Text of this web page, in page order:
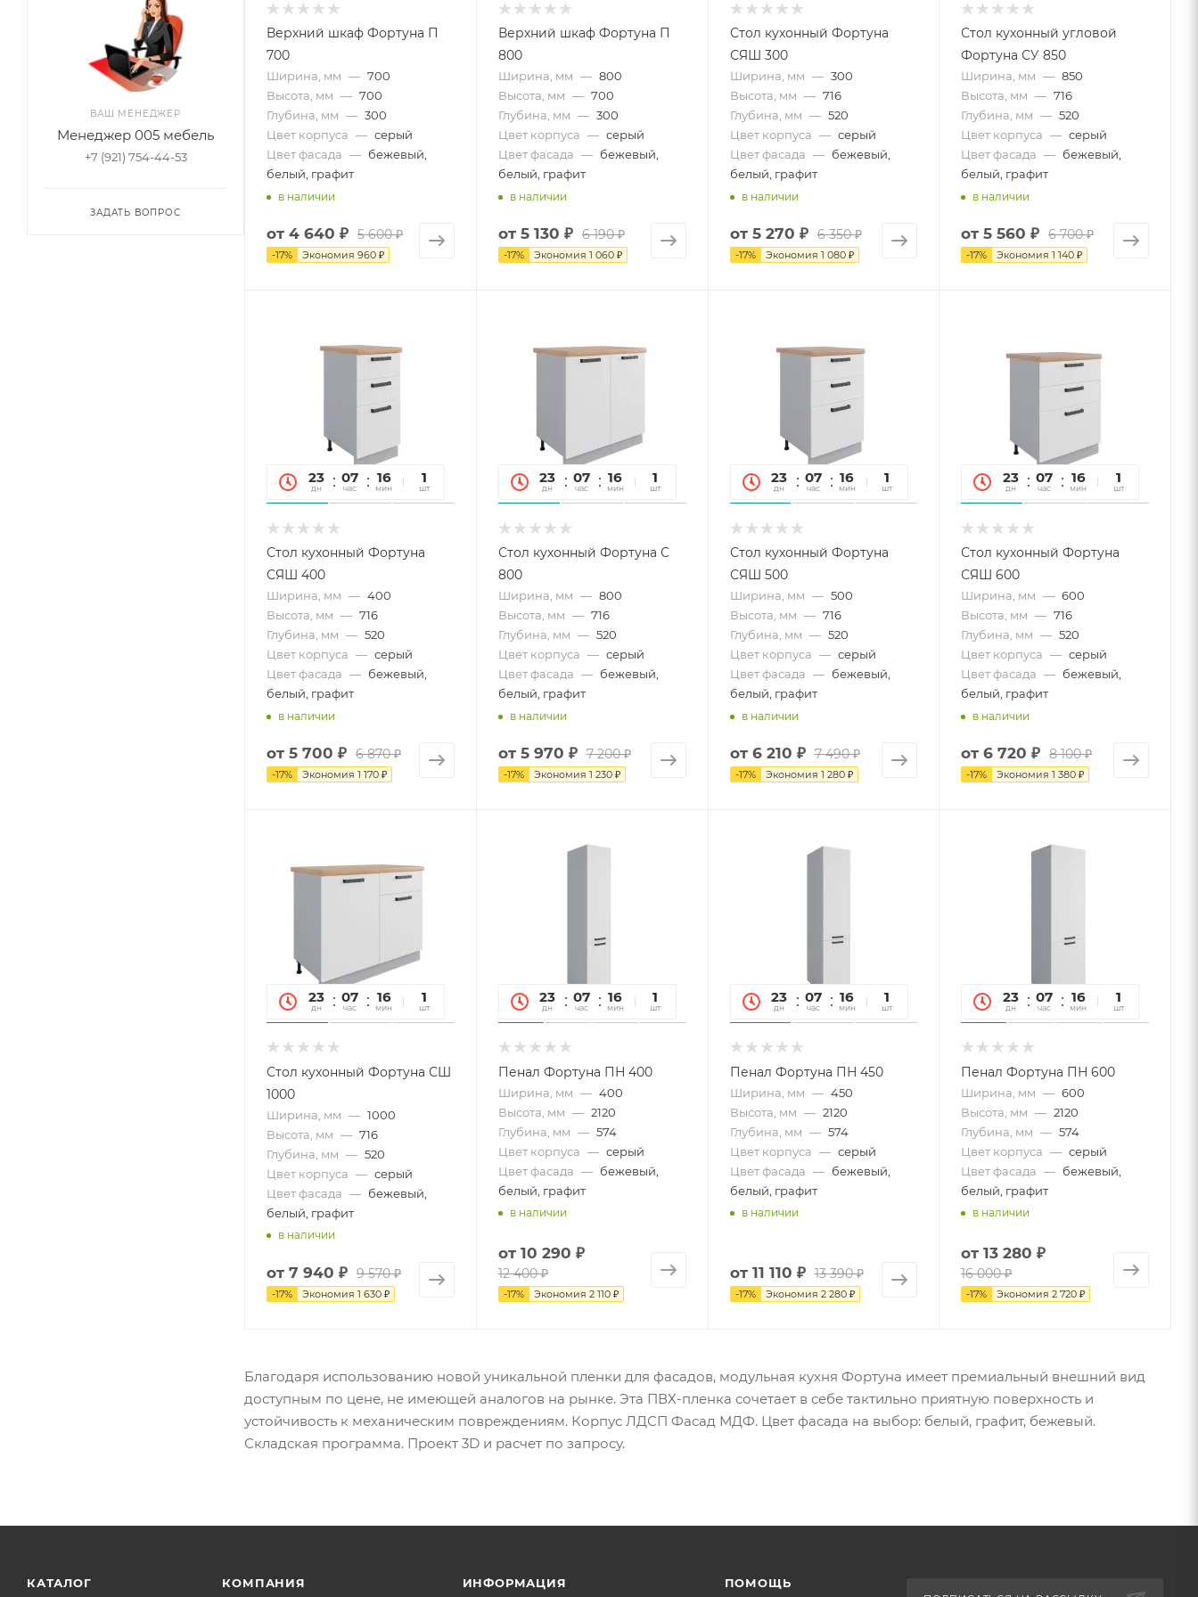
Верхний шкаф Фортуна П
700
Ширина, мм — 700
Высота, мм — 700
Глубина, мм — 300
Цвет корпуса — серый
Цвет фасада — бежевый,
белый, графит
в наличии
от 4 640 ₽ 5 600 ₽
-17% Экономия 960 ₽
Верхний шкаф Фортуна П
800
Ширина, мм — 800
Высота, мм — 700
Глубина, мм — 300
Цвет корпуса — серый
Цвет фасада — бежевый,
белый, графит
в наличии
от 5 130 ₽ 6 190 ₽
-17% Экономия 1 060 ₽
Стол кухонный Фортуна
СЯШ 300
Ширина, мм — 300
Высота, мм — 716
Глубина, мм — 520
Цвет корпуса — серый
Цвет фасада — бежевый,
белый, графит
в наличии
от 5 270 ₽ 6 350 ₽
-17% Экономия 1 080 ₽
Стол кухонный угловой
Фортуна СУ 850
Ширина, мм — 850
Высота, мм — 716
Глубина, мм — 520
Цвет корпуса — серый
Цвет фасада — бежевый,
белый, графит
в наличии
от5 560 ₽ 6 700 ₽
-17% Экономия1 140 ₽
23
дн
07
час
16
мин
26
сек
1
шт
Стол кухонный Фортуна
СЯШ 400
Ширина, мм — 400
Высота, мм — 716
Глубина, мм — 520
Цвет корпуса — серый
Цвет фасада — бежевый,
белый, графит
в наличии
от 5 700 ₽ 6 870 ₽
-17% Экономия 1 170 ₽
23
дн
07
час
16
мин
26
сек
1
шт
Стол кухонный Фортуна С
800
Ширина, мм — 800
Высота, мм — 716
Глубина, мм — 520
Цвет корпуса — серый
Цвет фасада — бежевый,
белый, графит
в наличии
от 5 970 ₽ 7 200 ₽
-17% Экономия 1 230 ₽
23
дн
07
час
16
мин
26
сек
1
шт
Стол кухонный Фортуна
СЯШ 500
Ширина, мм — 500
Высота, мм — 716
Глубина, мм — 520
Цвет корпуса — серый
Цвет фасада — бежевый,
белый, графит
в наличии
от 6 210 ₽ 7 490 ₽
-17% Экономия 1 280 ₽
23
дн
07
час
16
мин
26
сек
1
шт
Стол кухонный Фортуна
СЯШ 600
Ширина, мм — 600
Высота, мм — 716
Глубина, мм — 520
Цвет корпуса — серый
Цвет фасада — бежевый,
белый, графит
в наличии
от6 720 ₽ 8 100 ₽
-17% Экономия1 380 ₽
23
дн
07
час
16
мин
26
сек
1
шт
Стол кухонный Фортуна СШ
1000
Ширина, мм — 1000
Высота, мм — 716
Глубина, мм — 520
Цвет корпуса — серый
Цвет фасада — бежевый,
белый, графит
в наличии
от 7 940 ₽ 9 570 ₽
-17% Экономия 1 630 ₽
23
дн
07
час
16
мин
26
сек
1
шт
Пенал Фортуна ПН 400
Ширина, мм — 400
Высота, мм — 2120
Глубина, мм — 574
Цвет корпуса — серый
Цвет фасада — бежевый,
белый, графит
в наличии
от 10 290 ₽
12 400 ₽
-17% Экономия 2 110 ₽
23
дн
07
час
16
мин
26
сек
1
шт
Пенал Фортуна ПН 450
Ширина, мм — 450
Высота, мм — 2120
Глубина, мм — 574
Цвет корпуса — серый
Цвет фасада — бежевый,
белый, графит
в наличии
от 11 110 ₽ 13 390 ₽
-17% Экономия 2 280 ₽
23
дн
07
час
16
мин
26
сек
1
шт
Пенал Фортуна ПН 600
Ширина, мм — 600
Высота, мм — 2120
Глубина, мм — 574
Цвет корпуса — серый
Цвет фасада — бежевый,
белый, графит
в наличии
от13 280 ₽
16 000 ₽
-17% Экономия2 720 ₽
Благодаря использованию новой уникальной пленки для фасадов, модульная кухня Фортуна имеет премиальный внешний вид
доступным по цене, не имеющей аналогов на рынке. Эта ПВХ-пленка сочетает в себе тактильно приятную поверхность и
устойчивость к механическим повреждениям. Корпус ЛДСП Фасад МДФ. Цвет фасада на выбор: белый, графит, бежевый.
Складская программа. Проект 3D и расчет по запросу.
ВАШ МЕНЕДЖЕР
Менеджер 005 мебель
+7 (921) 754-44-53
ЗАДАТЬ ВОПРОС
КАТАЛОГ КОМПАНИЯ ИНФОРМАЦИЯ ПОМОЩЬ